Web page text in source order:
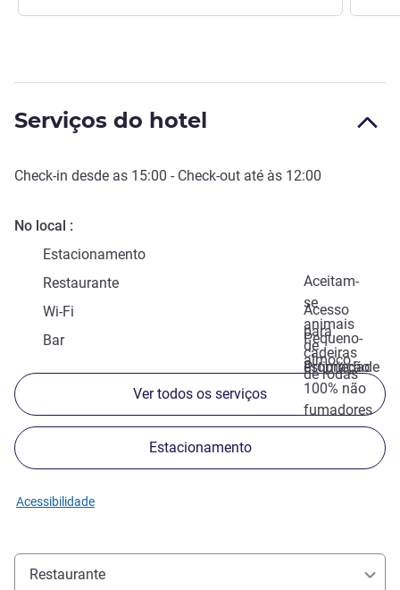
Serviços do hotel
Check-in desde as 15:00 - Check-out até às 12:00
No local
Estacionamento
Aceitam-
se
animais
de
estimação
Restaurante
Acesso
para
cadeiras
de rodas
Wi-Fi
Pequeno-
almoço
Bar
Propriedade
100% não
fumadores
Ver todos os serviços
Estacionamento
Acessibilidade
Restaurante